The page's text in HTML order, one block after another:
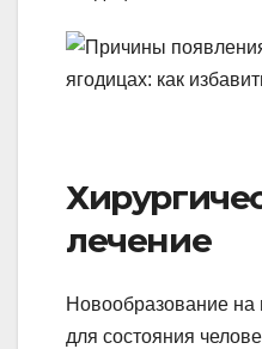
лечение
Новообразование на
для состояния